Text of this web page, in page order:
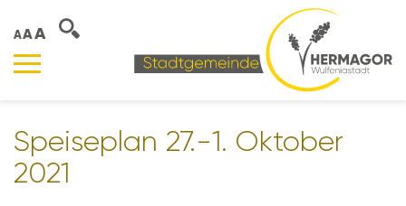
AAA
Spei­se­plan 27.-1. Oktober
2021